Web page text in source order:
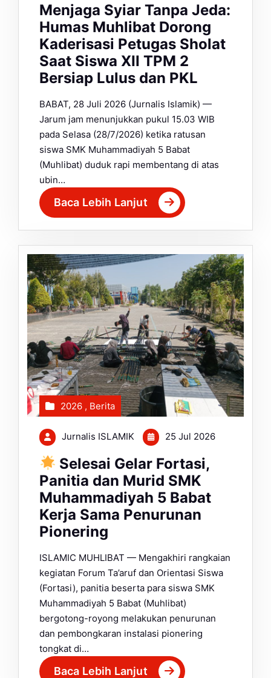
Menjaga Syiar Tanpa Jeda:
Humas Muhlibat Dorong
Kaderisasi Petugas Sholat
Saat Siswa XII TPM 2
Bersiap Lulus dan PKL
BABAT, 28 Juli 2026 (Jurnalis Islamik) —
Jarum jam menunjukkan pukul 15.03 WIB
pada Selasa (28/7/2026) ketika ratusan
siswa SMK Muhammadiyah 5 Babat
(Muhlibat) duduk rapi membentang di atas
ubin…
Baca Lebih Lanjut
2026 , Berita
Jurnalis ISLAMIK 25 Jul 2026
Selesai Gelar Fortasi,
Panitia dan Murid SMK
Muhammadiyah 5 Babat
Kerja Sama Penurunan
Pionering
ISLAMIC MUHLIBAT — Mengakhiri rangkaian
kegiatan Forum Ta’aruf dan Orientasi Siswa
(Fortasi), panitia beserta para siswa SMK
Muhammadiyah 5 Babat (Muhlibat)
bergotong-royong melakukan penurunan
dan pembongkaran instalasi pionering
tongkat di…
Baca Lebih Lanjut